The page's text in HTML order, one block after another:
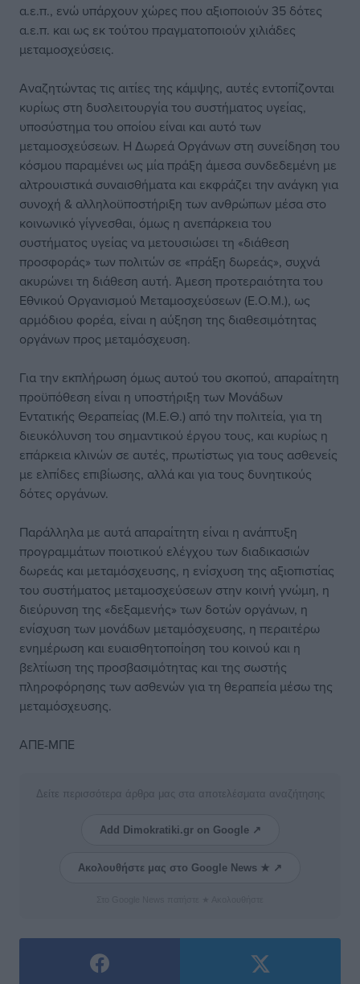
α.ε.π., ενώ υπάρχουν χώρες που αξιοποιούν 35 δότες
α.ε.π. και ως εκ τούτου πραγματοποιούν χιλιάδες
μεταμοσχεύσεις.
Αναζητώντας τις αιτίες της κάμψης, αυτές εντοπίζονται
κυρίως στη δυσλειτουργία του συστήματος υγείας,
υποσύστημα του οποίου είναι και αυτό των
μεταμοσχεύσεων. Η Δωρεά Οργάνων στη συνείδηση του
κόσμου παραμένει ως μία πράξη άμεσα συνδεδεμένη με
αλτρουιστικά συναισθήματα και εκφράζει την ανάγκη για
συνοχή & αλληλοϋποστήριξη των ανθρώπων μέσα στο
κοινωνικό γίγνεσθαι, όμως η ανεπάρκεια του
συστήματος υγείας να μετουσιώσει τη «διάθεση
προσφοράς» των πολιτών σε «πράξη δωρεάς», συχνά
ακυρώνει τη διάθεση αυτή. Άμεση προτεραιότητα του
Εθνικού Οργανισμού Μεταμοσχεύσεων (Ε.Ο.Μ.), ως
αρμόδιου φορέα, είναι η αύξηση της διαθεσιμότητας
οργάνων προς μεταμόσχευση.
Για την εκπλήρωση όμως αυτού του σκοπού, απαραίτητη
προϋπόθεση είναι η υποστήριξη των Μονάδων
Εντατικής Θεραπείας (Μ.Ε.Θ.) από την πολιτεία, για τη
διευκόλυνση του σημαντικού έργου τους, και κυρίως η
επάρκεια κλινών σε αυτές, πρωτίστως για τους ασθενείς
με ελπίδες επιβίωσης, αλλά και για τους δυνητικούς
δότες οργάνων.
Παράλληλα με αυτά απαραίτητη είναι η ανάπτυξη
προγραμμάτων ποιοτικού ελέγχου των διαδικασιών
δωρεάς και μεταμόσχευσης, η ενίσχυση της αξιοπιστίας
του συστήματος μεταμοσχεύσεων στην κοινή γνώμη, η
διεύρυνση της «δεξαμενής» των δοτών οργάνων, η
ενίσχυση των μονάδων μεταμόσχευσης, η περαιτέρω
ενημέρωση και ευαισθητοποίηση του κοινού και η
βελτίωση της προσβασιμότητας και της σωστής
πληροφόρησης των ασθενών για τη θεραπεία μέσω της
μεταμόσχευσης.
ΑΠΕ-ΜΠΕ
Δείτε περισσότερα άρθρα μας στα αποτελέσματα αναζήτησης
Add Dimokratiki.gr on Google ↗
Ακολουθήστε μας στο Google News ★ ↗